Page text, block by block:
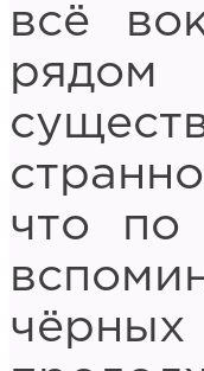
всё
рядом
что по